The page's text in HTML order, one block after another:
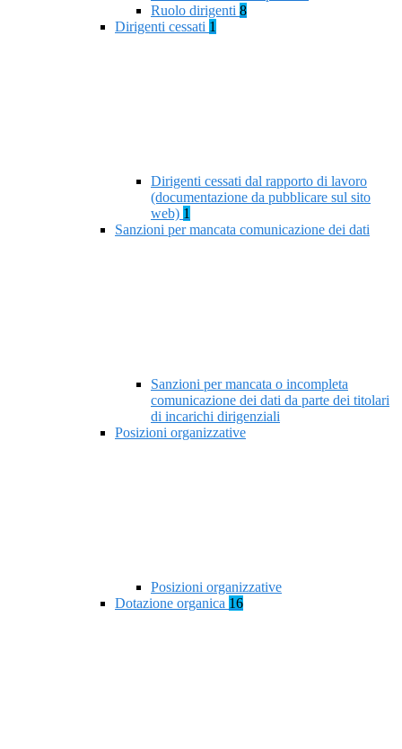
Ruolo dirigenti 8
Dirigenti cessati 1
Dirigenti cessati dal rapporto di lavoro
(documentazione da pubblicare sul sito
web) 1
Sanzioni per mancata comunicazione dei dati
Sanzioni per mancata o incompleta
comunicazione dei dati da parte dei titolari
di incarichi dirigenziali
Posizioni organizzative
Posizioni organizzative
Dotazione organica 16